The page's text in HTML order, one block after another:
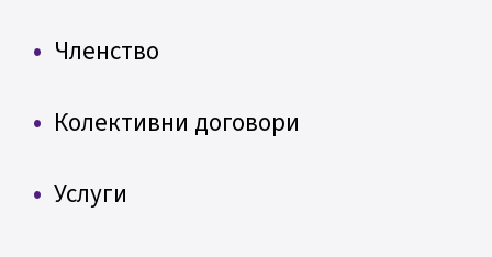
Членство
Колективни договори
Услуги